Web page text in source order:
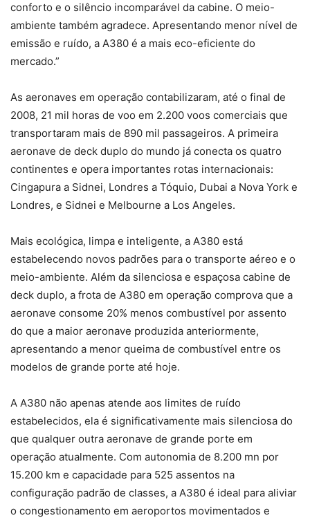
conforto e o silêncio incomparável da cabine. O meio-
ambiente também agradece. Apresentando menor nível de
emissão e ruído, a A380 é a mais eco-eficiente do
mercado.”
As aeronaves em operação contabilizaram, até o final de
2008, 21 mil horas de voo em 2.200 voos comerciais que
transportaram mais de 890 mil passageiros. A primeira
aeronave de deck duplo do mundo já conecta os quatro
continentes e opera importantes rotas internacionais:
Cingapura a Sidnei, Londres a Tóquio, Dubai a Nova York e
Londres, e Sidnei e Melbourne a Los Angeles.
Mais ecológica, limpa e inteligente, a A380 está
estabelecendo novos padrões para o transporte aéreo e o
meio-ambiente. Além da silenciosa e espaçosa cabine de
deck duplo, a frota de A380 em operação comprova que a
aeronave consome 20% menos combustível por assento
do que a maior aeronave produzida anteriormente,
apresentando a menor queima de combustível entre os
modelos de grande porte até hoje.
A A380 não apenas atende aos limites de ruído
estabelecidos, ela é significativamente mais silenciosa do
que qualquer outra aeronave de grande porte em
operação atualmente. Com autonomia de 8.200 mn por
15.200 km e capacidade para 525 assentos na
configuração padrão de classes, a A380 é ideal para aliviar
o congestionamento em aeroportos movimentados e